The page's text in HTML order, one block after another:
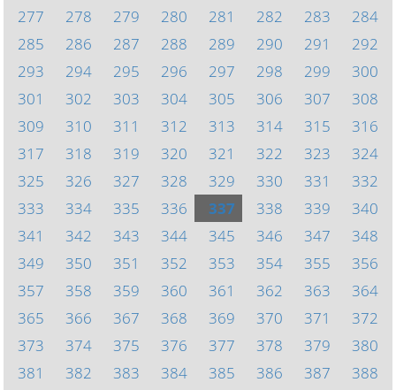
277
278 279 280 281 282 283
284
285
286 287 288 289 290 291
292
293
294 295 296 297 298 299
300
301
302 303 304 305 306 307
308
309
310 311 312 313 314 315
316
317
318 319 320 321 322 323
324
325
326 327 328 329 330 331
332
333
334 335 336 337 338 339
340
341
342 343 344 345 346 347
348
349
350 351 352 353 354 355
356
357
358 359 360 361 362 363
364
365
366 367 368 369 370 371
372
373
374 375 376 377 378 379
380
381
382 383 384 385 386 387 388